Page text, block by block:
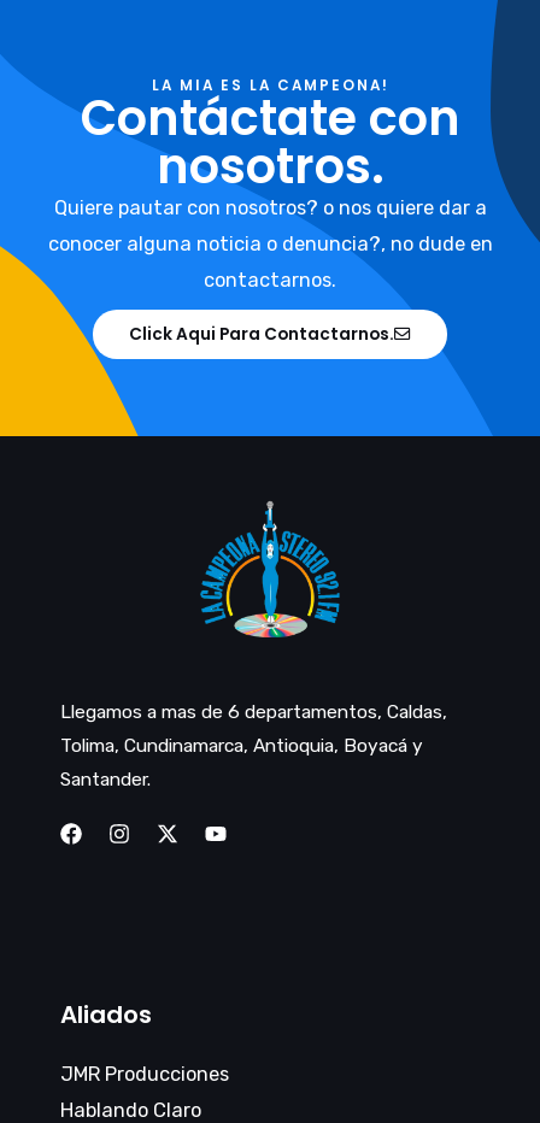
LA MIA ES LA CAMPEONA!
Contáctate con
nosotros.
Quiere pautar con nosotros? o nos quiere dar a
conocer alguna noticia o denuncia?, no dude en
contactarnos.
Click Aqui Para Contactarnos.
Llegamos a mas de 6 departamentos, Caldas,
Tolima, Cundinamarca, Antioquia, Boyacá y
Santander.
Aliados
JMR Producciones
Hablando Claro